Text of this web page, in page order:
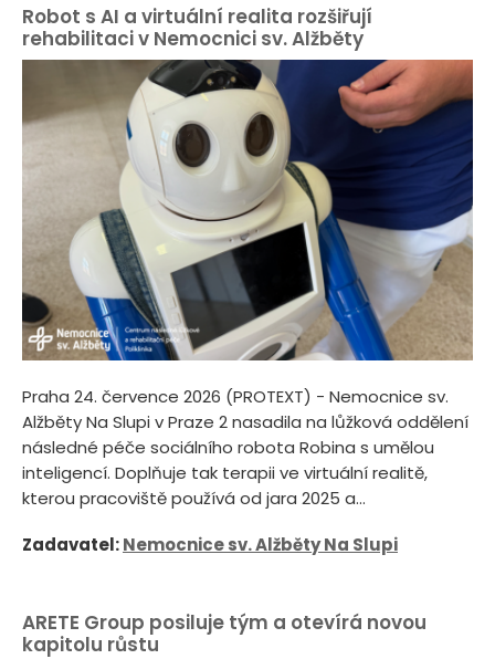
Robot s AI a virtuální realita rozšiřují
rehabilitaci v Nemocnici sv. Alžběty
Praha 24. července 2026 (PROTEXT) - Nemocnice sv.
Alžběty Na Slupi v Praze 2 nasadila na lůžková oddělení
následné péče sociálního robota Robina s umělou
inteligencí. Doplňuje tak terapii ve virtuální realitě,
kterou pracoviště používá od jara 2025 a...
Zadavatel:Nemocnice sv. Alžběty Na Slupi
ARETE Group posiluje tým a otevírá novou
kapitolu růstu